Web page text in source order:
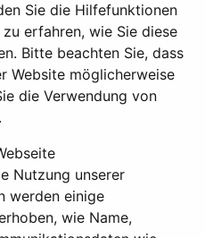
Sie die Hilfefunktionen
erfahren, wie Sie diese
Bitte beachten Sie, dass
Website möglicherweise
die Verwendung von
Nutzung unserer
werden einige
wie Name,